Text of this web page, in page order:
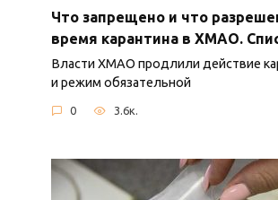
Что запрещено и что
время карантина в ХМАО.
Власти ХМАО продлили действие
и режим обязательной
0 3.6к.